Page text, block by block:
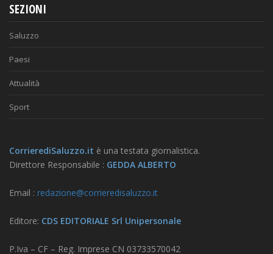
SEZIONI
Saluzzo
Paesi
Attualità
Sport
CorrierediSaluzzo.it è una testata giornalistica.
Direttore Responsabile : GEDDA ALBERTO
Email : redazione@corrieredisaluzzo.it
Editore: CDS EDITORIALE Srl Unipersonale
P.Iva – CF – Reg. Imprese CN 03733570042